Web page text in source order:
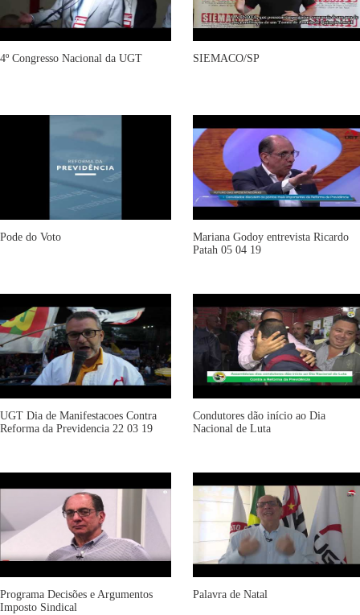
4º Congresso Nacional da UGT SIEMACO/SP
Pode do Voto
Mariana Godoy entrevista Ricardo
Patah 05 04 19
UGT Dia de Manifestacoes Contra
Reforma da Previdencia 22 03 19
Condutores dão início ao Dia
Nacional de Luta
Programa Decisões e Argumentos
Imposto Sindical
Palavra de Natal